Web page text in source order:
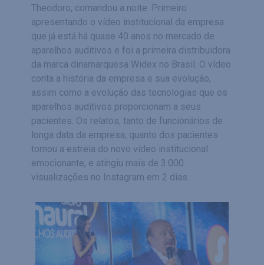
Theodoro, comandou a noite. Primeiro
apresentando o vídeo institucional da empresa
que já está há quase 40 anos no mercado de
aparelhos auditivos e foi a primeira distribuidora
da marca dinamarquesa Widex no Brasil. O vídeo
conta a história da empresa e sua evolução,
assim como a evolução das tecnologias que os
aparelhos auditivos proporcionam a seus
pacientes. Os relatos, tanto de funcionários de
longa data da empresa, quanto dos pacientes
tornou a estreia do novo vídeo institucional
emocionante, e atingiu mais de 3.000
visualizações no Instagram em 2 dias.